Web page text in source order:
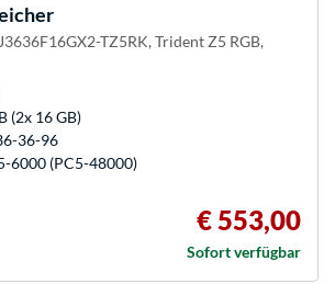
TZ5RK, Trident Z5 RGB,
(2x 16 GB)
36-96
6000 (PC5-48000)
€ 553,00
Sofort verfügbar